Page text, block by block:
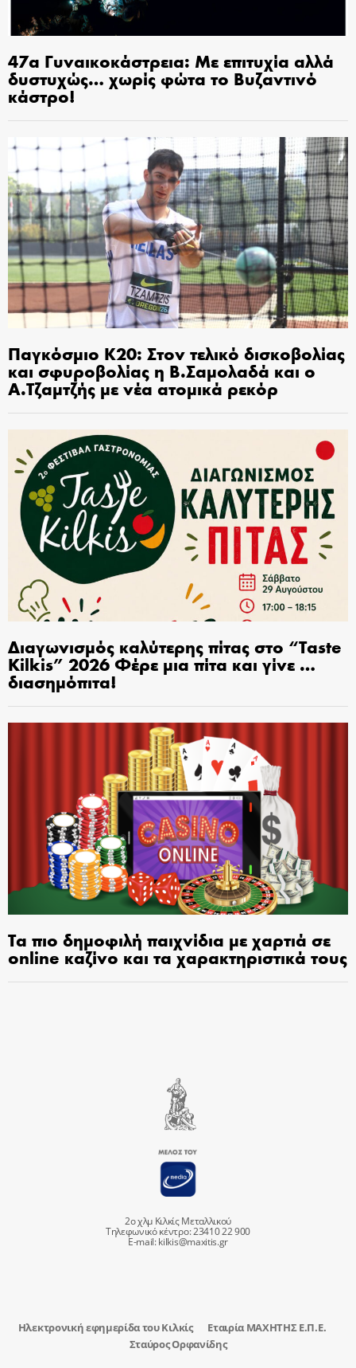
47α Γυναικοκάστρεια: Με επιτυχία αλλά
δυστυχώς… χωρίς φώτα το Βυζαντινό
κάστρο!
Παγκόσμιο Κ20: Στον τελικό δισκοβολίας
και σφυροβολίας η Β.Σαμολαδά και ο
Α.Τζαμτζής με νέα ατομικά ρεκόρ
Διαγωνισμός καλύτερης πίτας στο “Taste
Kilkis” 2026 Φέρε μια πίτα και γίνε …
διασημόπιτα!
Τα πιο δημοφιλή παιχνίδια με χαρτιά σε
online καζίνο και τα χαρακτηριστικά τους
2ο χλμ Κιλκίς Μεταλλικού
Τηλεφωνικό κέντρο: 23410 22 900
E-mail:kilkis@maxitis.gr
Ηλεκτρονική εφημερίδα του Κιλκίς
Εταιρία ΜΑΧΗΤΗΣ Ε.Π.Ε.
Σταύρος Ορφανίδης